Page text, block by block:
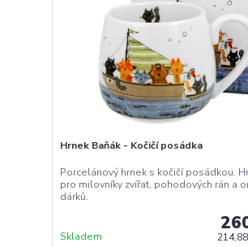
Hrnek Baňák - Kočičí posádka
Porcelánový hrnek s kočičí posádkou.
pro milovníky zvířat, pohodových rán a
dárků.
Skladem